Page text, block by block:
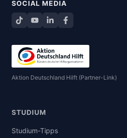
SOCIAL MEDIA
TikTokYouTube
LinkedInFacebook teilen
Aktion Deutschland Hilft (Partner-Link)
STUDIUM
Studium-Tipps